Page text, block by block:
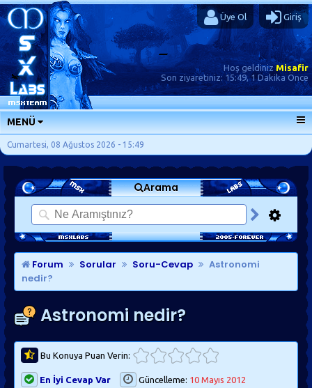
Üye Ol Giriş
Hoş geldinizMisafir
Son ziyaretiniz: 15:49, 1 Dakika Önce
MENÜ
ANA SAYFA
FORUMLAR
SORU-CEVAP
GÜNLÜKLER
SON MESAJLAR
KISAYOLLAR
Cumartesi, 08 Ağustos 2026 - 15:49
Arama
Forum Sorular Soru-Cevap
Astronomi
nedir?
Astronomi nedir?
Bu Konuya Puan Verin:
En İyi Cevap Var Güncelleme: 10 Mayıs 2012